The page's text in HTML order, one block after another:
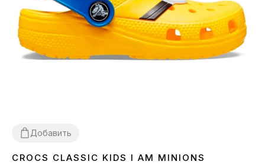
Добавить
252628 29303132 3334
CROCS CLASSIC KIDS I AM MINIONS